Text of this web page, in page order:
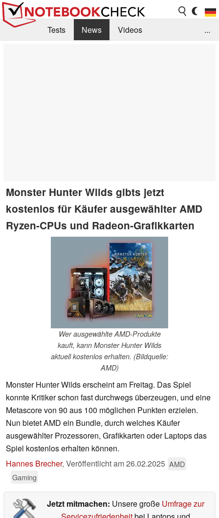
Tests News
Videos
...
Monster Hunter Wilds gibts jetzt
kostenlos für Käufer ausgewählter AMD
Ryzen-CPUs und Radeon-Grafikkarten
Wer ausgewählte AMD-Produkte
kauft, kann Monster Hunter Wilds
aktuell kostenlos erhalten. (Bildquelle:
AMD)
Monster Hunter Wilds erscheint am Freitag. Das Spiel
konnte Kritiker schon fast durchwegs überzeugen, und eine
Metascore von 90 aus 100 möglichen Punkten erzielen.
Nun bietet AMD ein Bundle, durch welches Käufer
ausgewählter Prozessoren, Grafikkarten oder Laptops das
Spiel kostenlos erhalten können.
Hannes Brecher, Veröffentlicht am26.02.2025 AMD
Gaming
Jetzt mitmachen: Unsere große Umfrage zur